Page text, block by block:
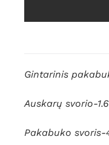
Gintarinis
Auskarų svorio-
Pakabuko svoris-